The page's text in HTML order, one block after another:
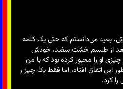
بعید می‌دانستم که حتی یک کلمه
بعد از طلسم خشت سفید، خودش
او را مجبور کرده بود که با من
اتفاق افتاد، اما فقط یک چیز را
کرد.